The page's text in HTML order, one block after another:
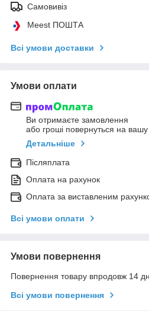
Самовивіз
Meest ПОШТА
Всі умови доставки
Умови оплати
Ви отримаєте замовлення
або гроші повернуться на вашу
Детальніше
Післяплата
Оплата на рахунок
Оплата за виставленим
Всі умови оплати
Умови повернення
Повернення товару впродовж 14
Всі умови повернення